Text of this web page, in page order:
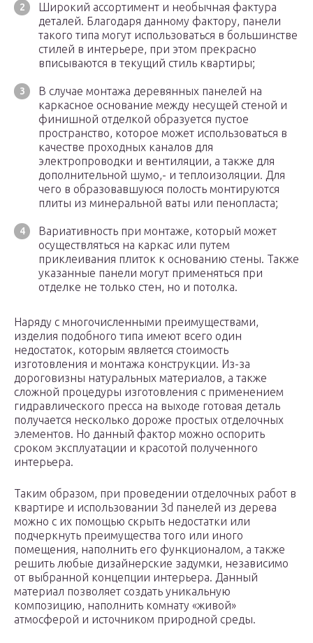
Широкий ассортимент и необычная фактура
деталей. Благодаря данному фактору, панели
такого типа могут использоваться в большинстве
стилей в интерьере, при этом прекрасно
вписываются в текущий стиль квартиры;
В случае монтажа деревянных панелей на
каркасное основание между несущей стеной и
финишной отделкой образуется пустое
пространство, которое может использоваться в
качестве проходных каналов для
электропроводки и вентиляции, а также для
дополнительной шумо,- и теплоизоляции. Для
чего в образовавшуюся полость монтируются
плиты из минеральной ваты или пенопласта;
Вариативность при монтаже, который может
осуществляться на каркас или путем
приклеивания плиток к основанию стены. Также
указанные панели могут применяться при
отделке не только стен, но и потолка.
Наряду с многочисленными преимуществами,
изделия подобного типа имеют всего один
недостаток, которым является стоимость
изготовления и монтажа конструкции. Из-за
дороговизны натуральных материалов, а также
сложной процедуры изготовления с применением
гидравлического пресса на выходе готовая деталь
получается несколько дороже простых отделочных
элементов. Но данный фактор можно оспорить
сроком эксплуатации и красотой полученного
интерьера.
Таким образом, при проведении отделочных работ в
квартире и использовании 3d панелей из дерева
можно с их помощью скрыть недостатки или
подчеркнуть преимущества того или иного
помещения, наполнить его функционалом, а также
решить любые дизайнерские задумки, независимо
от выбранной концепции интерьера. Данный
материал позволяет создать уникальную
композицию, наполнить комнату «живой»
атмосферой и источником природной среды.